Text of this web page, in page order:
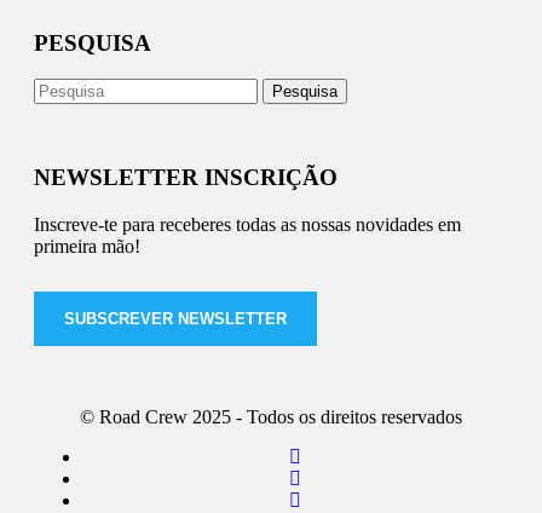
PESQUISA
NEWSLETTER INSCRIÇÃO
Inscreve-te para receberes todas as nossas novidades em
primeira mão!
SUBSCREVER NEWSLETTER
© Road Crew 2025 - Todos os direitos reservados